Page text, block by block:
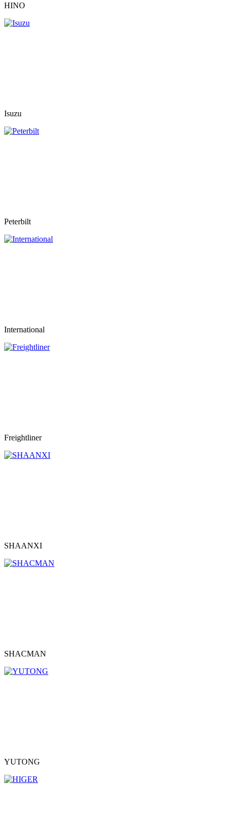
HINO
Isuzu
Peterbilt
International
Freightliner
SHAANXI
SHACMAN
YUTONG